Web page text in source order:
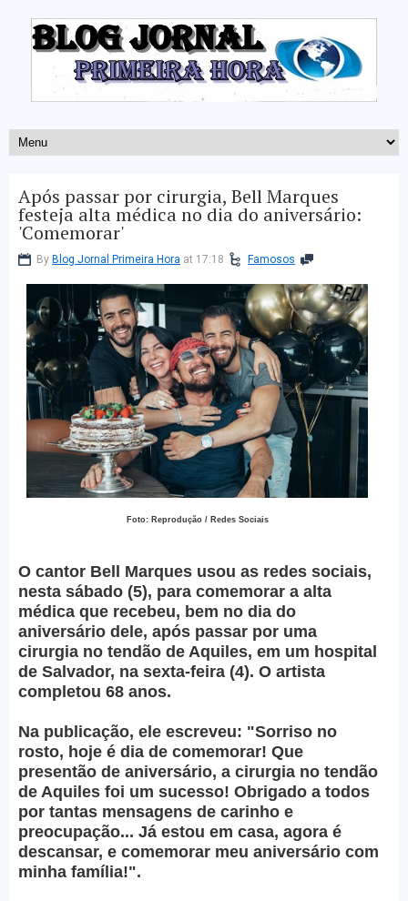
Após passar por cirurgia, Bell Marques
festeja alta médica no dia do aniversário:
'Comemorar'
By Blog Jornal Primeira Hora at 17:18 Famosos
Foto: Reprodução / Redes Sociais
O cantor Bell Marques usou as redes sociais,
nesta sábado (5), para comemorar a alta
médica que recebeu, bem no dia do
aniversário dele, após passar por uma
cirurgia no tendão de Aquiles, em um hospital
de Salvador, na sexta-feira (4). O artista
completou 68 anos.
Na publicação, ele escreveu: "Sorriso no
rosto, hoje é dia de comemorar! Que
presentão de aniversário, a cirurgia no tendão
de Aquiles foi um sucesso! Obrigado a todos
por tantas mensagens de carinho e
preocupação... Já estou em casa, agora é
descansar, e comemorar meu aniversário com
minha família!".